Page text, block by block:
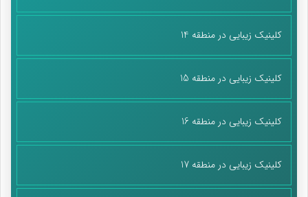
کلینیک زیبایی در منطقه 14
کلینیک زیبایی در منطقه 15
کلینیک زیبایی در منطقه 16
کلینیک زیبایی در منطقه 17